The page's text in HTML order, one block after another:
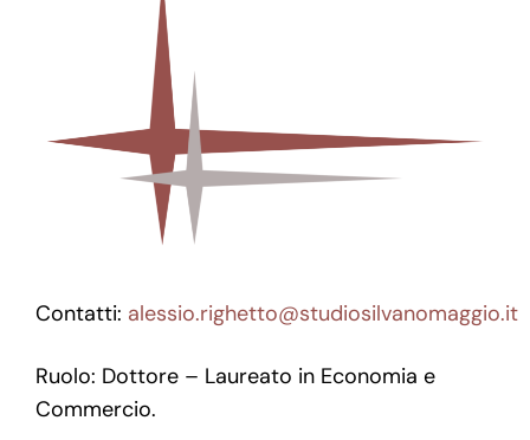
Contatti: alessio.righetto@studiosilvanomaggio.it
Ruolo: Dottore – Laureato in Economia e
Commercio.